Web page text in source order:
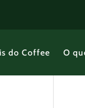
do Coffee O